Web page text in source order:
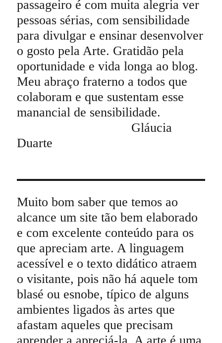
passageiro é com muita alegria ver
pessoas sérias, com sensibilidade
para divulgar e ensinar desenvolver
o gosto pela Arte. Gratidão pela
oportunidade e vida longa ao blog.
Meu abraço fraterno a todos que
colaboram e que sustentam esse
manancial de sensibilidade.
Gláucia
Duarte
Muito bom saber que temos ao
alcance um site tão bem elaborado
e com excelente conteúdo para os
que apreciam arte. A linguagem
acessível e o texto didático atraem
o visitante, pois não há aquele tom
blasé ou esnobe, típico de alguns
ambientes ligados às artes que
afastam aqueles que precisam